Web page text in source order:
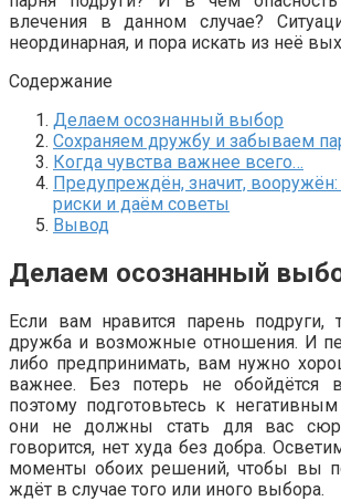
влечения в данном случае?
неординарная, и пора искать из неё
Содержание
Делаем осознанный выбор
Сохраняем дружбу и забываем
Когда чувства важнее всего…
Предупреждён, значит,
риски и даём советы
Вывод
Делаем осознанный
Если вам нравится парень подруги,
дружба и возможные отношения. И
либо предпринимать, вам нужно
важнее. Без потерь не обойдётся
поэтому подготовьтесь к
они не должны стать для вас
говорится, нет худа без добра.
моменты обоих решений, чтобы вы
ждёт в случае того или иного выбора.